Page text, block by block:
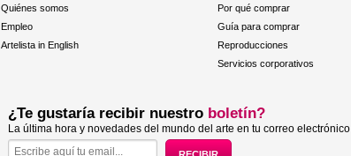
Quiénes somos
Empleo
Artelista in English
Por qué comprar
Guía para comprar
Reproducciones
Servicios corporativos
¿Te gustaría recibir nuestro boletín?
La última hora y novedades del mundo del arte en tu correo electrónico